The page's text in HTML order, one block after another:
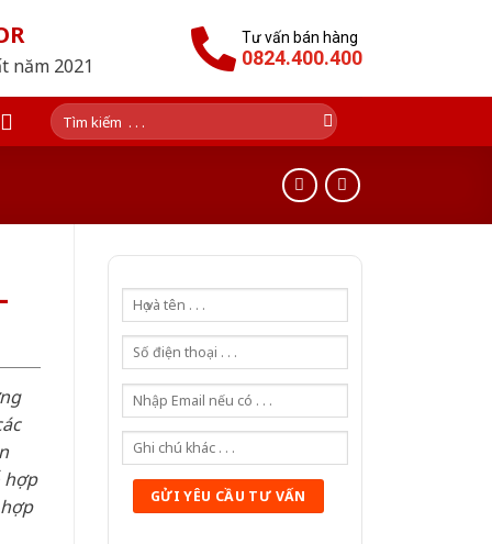
năm 2021
Tư vấn bán hàng
0824.400.400
Tìm
kiếm:
hợp